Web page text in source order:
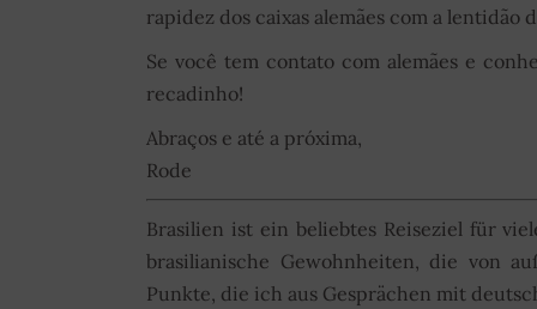
rapidez dos caixas alemães com a lentidão
Se você tem contato com alemães e
recadinho!
Abraços e até a próxima,
Rode
Brasilien ist ein beliebtes Reiseziel für
brasilianische Gewohnheiten, die von
Punkte, die ich aus Gesprächen mit